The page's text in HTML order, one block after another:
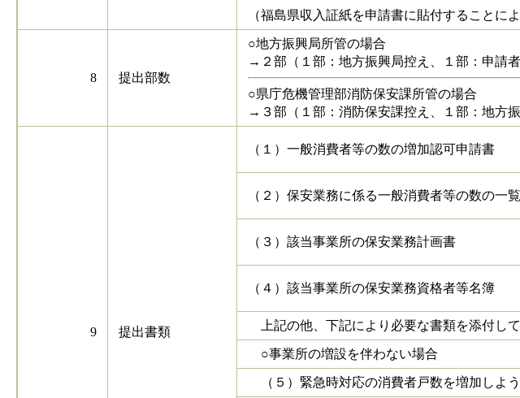
（福島県収入証紙を申請書に貼付することに
8 提出部数
○地方振興局所管の場合
→２部（１部：地方振興局控え、１部：申請者
○県庁危機管理部消防保安課所管の場合
→３部（１部：消防保安課控え、１部：地方
9 提出書類
（１）一般消費者等の数の増加認可申請書
（２）保安業務に係る一般消費者等の数の一
（３）該当事業所の保安業務計画書
（４）該当事業所の保安業務資格者等名簿
上記の他、下記により必要な書類を添付して
○事業所の増設を伴わない場合
（５）緊急時対応の消費者戸数を増加しよ